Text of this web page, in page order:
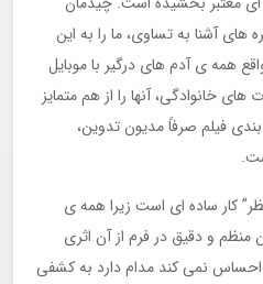
های آشنا به تساوی، ما را به این
همه ی آدم های درگیر با موبایل
خانوادگی، آنها را از هم متمایز
فیلم صرفاً مدیون تدوین،
کار ساده ای است زیرا همه ی
و دقیق در فرم از آن اثری
نمی کند مدام دارد به کشفی